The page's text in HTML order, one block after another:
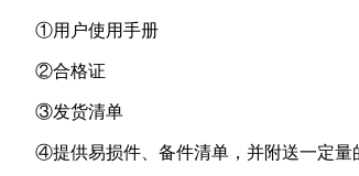
①用户使用手册
②合格证
③发货清单
④提供易损件、备件清单，并附送一定量